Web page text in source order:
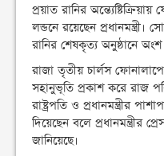
প্রয়াত রানির
লন্ডনে রয়েছেন প্রধানমন্ত্রী।
রানির শেষকৃত্য অনুষ্ঠানে
রাজা তৃতীয় চার্লস
সহানুভূতি প্রকাশ করে রাজ
রাষ্ট্রপতি ও প্রধানমন্ত্রীর
দিয়েছেন বলে প্রধানমন্ত্রীর
জানিয়েছে।